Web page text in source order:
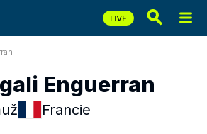
Enguerran
Francie